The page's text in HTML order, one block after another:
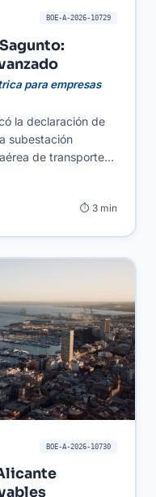
BOE-A-2026-10729
para empresas
la declaración de
subestación
de transporte
modernizar y
garantizando
sus operaciones.
⏱ 3 min
BOE-A-2026-10730